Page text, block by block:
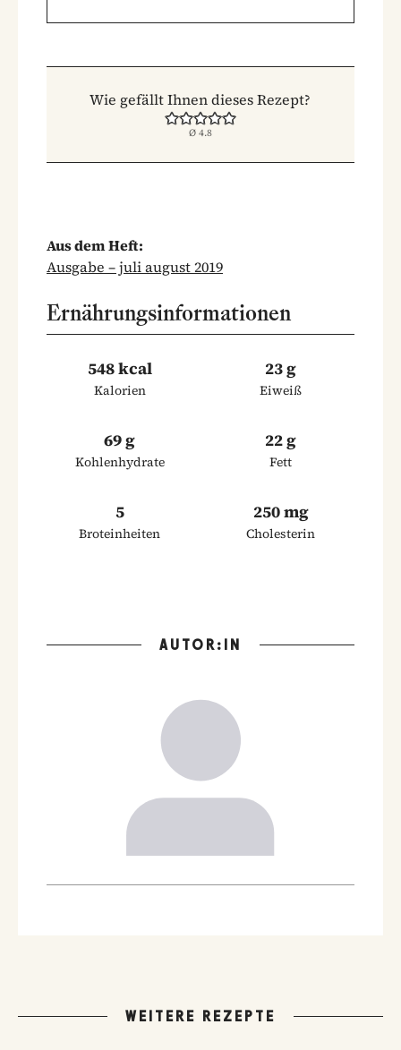
Wie gefällt Ihnen dieses Rezept?
Ø 4.8
Aus dem Heft:
Ausgabe – juli august 2019
Ernährungsinformationen
548 kcal
Kalorien
23 g
Eiweiß
69 g
Kohlenhydrate
22 g
Fett
5
Broteinheiten
250 mg
Cholesterin
AUTOR:IN
WEITERE REZEPTE